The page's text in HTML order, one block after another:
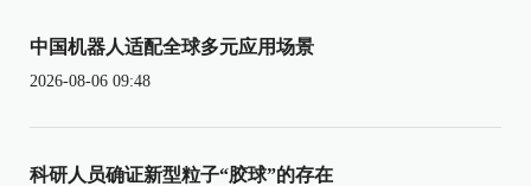
中国机器人适配全球多元应用场景
2026-08-06 09:48
科研人员确证新型粒子“胶球”的存在